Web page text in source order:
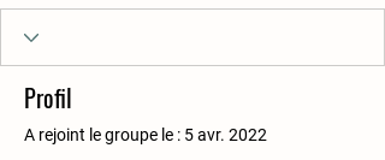
Profil
A rejoint le groupe le : 5 avr. 2022